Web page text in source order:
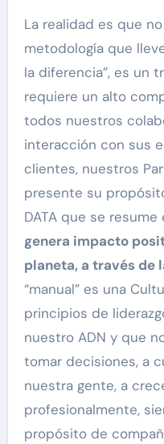
La realidad es que
metodología que
la diferencia”, es un
requiere un alto
todos nuestros
interacción con sus
clientes, nuestros
presente su
DATA que se resume
genera impacto
planeta, a través de
“manual” es una
principios de
nuestro ADN y que
tomar decisiones, a
nuestra gente, a
profesionalmente,
propósito de